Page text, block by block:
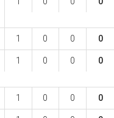
1 0 0 0
1 0 0 0
1 0 0 0